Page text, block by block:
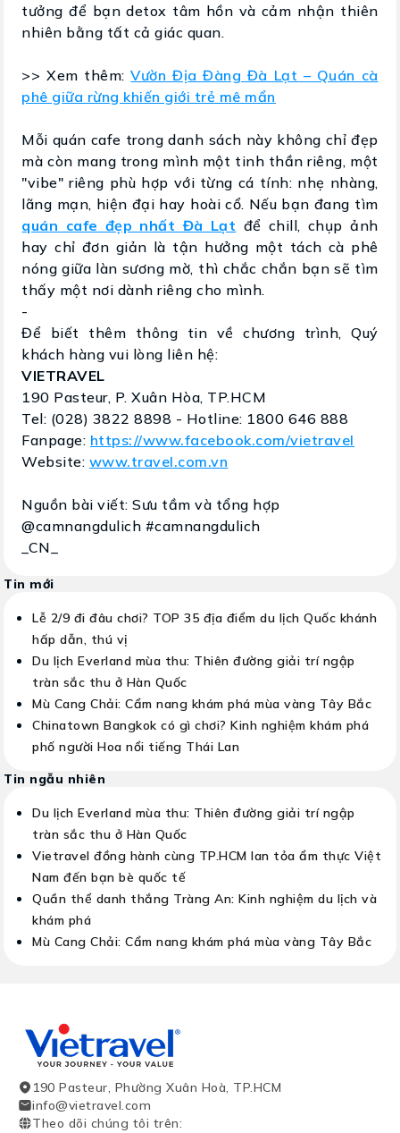
tưởng để bạn detox tâm hồn và cảm nhận thiên
nhiên bằng tất cả giác quan.
>> Xem thêm:Vườn Địa Đàng Đà Lạt – Quán cà
phê giữa rừng khiến giới trẻ mê mẩn
Mỗi quán cafe trong danh sách này không chỉ đẹp
mà còn mang trong mình một tinh thần riêng, một
"vibe" riêng phù hợp với từng cá tính: nhẹ nhàng,
lãng mạn, hiện đại hay hoài cổ. Nếu bạn đang tìm
quán cafe đẹp nhất Đà Lạt để chill, chụp ảnh
hay chỉ đơn giản là tận hưởng một tách cà phê
nóng giữa làn sương mờ, thì chắc chắn bạn sẽ tìm
thấy một nơi dành riêng cho mình.
-
Để biết thêm thông tin về chương trình, Quý
khách hàng vui lòng liên hệ:
VIETRAVEL
190 Pasteur, P. Xuân Hòa, TP.HCM
Tel: (028) 3822 8898 - Hotline: 1800 646 888
Fanpage: https://www.facebook.com/vietravel
Website: www.travel.com.vn
Nguồn bài viết: Sưu tầm và tổng hợp
@camnangdulich #camnangdulich
_CN_
Tin mới
Lễ 2/9 đi đâu chơi? TOP 35 địa điểm du lịch Quốc khánh
hấp dẫn, thú vị
Du lịch Everland mùa thu: Thiên đường giải trí ngập
tràn sắc thu ở Hàn Quốc
Mù Cang Chải: Cẩm nang khám phá mùa vàng Tây Bắc
Chinatown Bangkok có gì chơi? Kinh nghiệm khám phá
phố người Hoa nổi tiếng Thái Lan
Tin ngẫu nhiên
Du lịch Everland mùa thu: Thiên đường giải trí ngập
tràn sắc thu ở Hàn Quốc
Vietravel đồng hành cùng TP.HCM lan tỏa ẩm thực Việt
Nam đến bạn bè quốc tế
Quần thể danh thắng Tràng An: Kinh nghiệm du lịch và
khám phá
Mù Cang Chải: Cẩm nang khám phá mùa vàng Tây Bắc
190 Pasteur, Phường Xuân Hoà, TP.HCM
info@vietravel.com
Theo dõi chúng tôi trên: